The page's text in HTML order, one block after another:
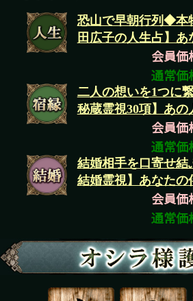
恐山で早朝行列◆本
田広子の人生占】あ
会員価
通常価
二人の想いを1つに
秘蔵霊視30項】あの
会員価
通常価
結婚相手を口寄せ
結婚霊視】あなたの
会員価
通常価